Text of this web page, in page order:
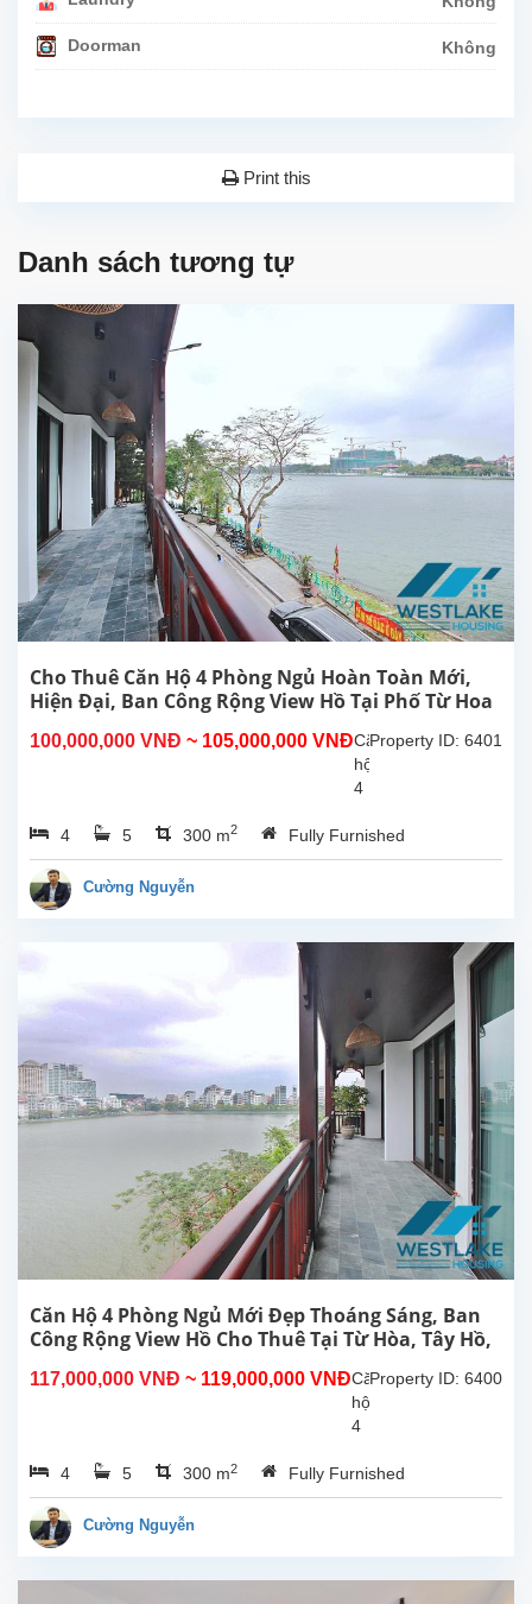
Doorman Không
Print this
Danh sách tương tự
Cho Thuê Căn Hộ 4 Phòng Ngủ Hoàn Toàn Mới,
Hiện Đại, Ban Công Rộng View Hồ Tại Phố Từ Hoa
100,000,000 VNĐ ~ 105,000,000 VNĐ Property ID: 6401
Căn
hộ
4
ngủ
hoàn
đại,
ban
công
view
Hồ
cho
thuê
phố
Từ
Hoa,
Tây
Hà
Nội.
hộ
này
ở
4 5 300 m2 Fully Furnished
Cường Nguyễn
Căn Hộ 4 Phòng Ngủ Mới Đẹp Thoáng Sáng, Ban
Công Rộng View Hồ Cho Thuê Tại Từ Hòa, Tây Hồ,
117,000,000 VNĐ ~ 119,000,000 VNĐ Property ID: 6400
Căn
hộ
4
ngủ
đẹp,
4 5 300 m2 Fully Furnished
Cường Nguyễn